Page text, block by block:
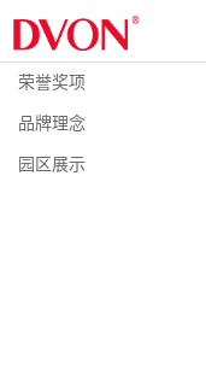
荣誉奖项
品牌理念
园区展示